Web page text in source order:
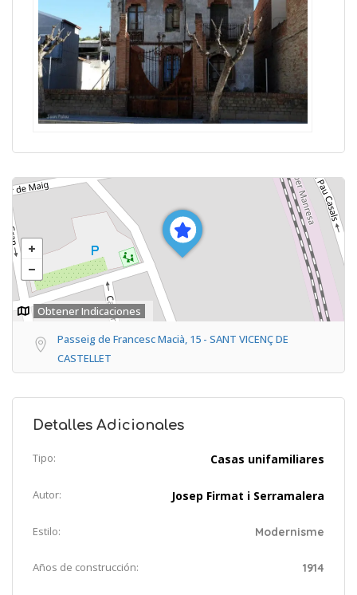
Obtener Indicaciones
Passeig de Francesc Macià, 15 - SANT VICENÇ DE
CASTELLET
Detalles Adicionales
Tipo: Casas unifamiliares
Autor: Josep Firmat i Serramalera
Estilo: Modernisme
Años de construcción: 1914